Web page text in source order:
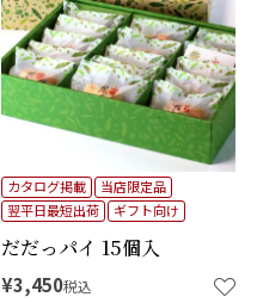
だだっパイ 15個入
カタログ掲載
当店限定品
翌平日最短出荷
ギフト向け
¥3,450税込